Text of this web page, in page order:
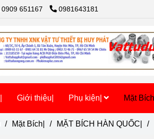
0909 651167 0981643181
Giới thiệu| Phụ kiện| Mặt
/ Mặt Bích| / MẶT BÍCH HÀN QUỐC| /